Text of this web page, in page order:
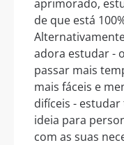
aprimorado,
de que está
adora estudar -
passar mais
mais fáceis e
difíceis -
ideia para
com as suas